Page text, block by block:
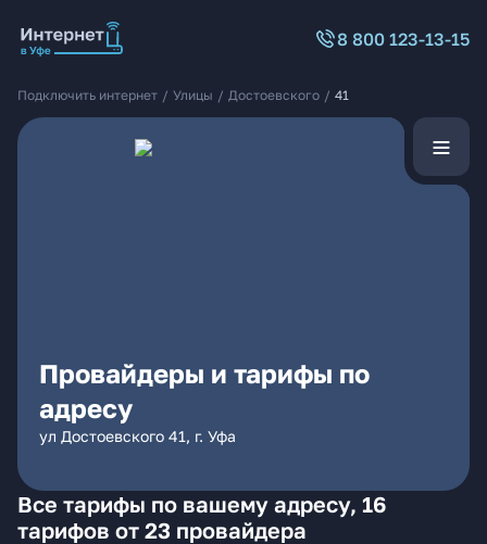
8 800 123-13-15
Подключить интернет / Улицы / Достоевского / 41
Провайдеры и тарифы по
адресу
ул Достоевского 41, г. Уфа
Все тарифы по вашему адресу, 16
тарифов от 23 провайдера